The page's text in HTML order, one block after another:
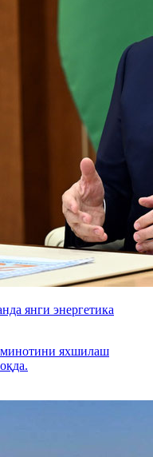
янги энергетика
яхшилаш